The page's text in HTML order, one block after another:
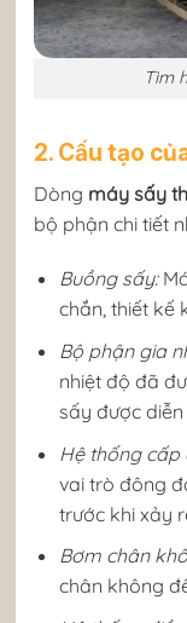
Tìm
2. Cấu tạo
Dòng máy sấy
bộ phận chi tiết
Buồng sấy:
chắn, thiết kế
Bộ phận gia
nhiệt độ đã
sấy được
Hệ thống cấp
vai trò đông
trước khi xảy
Bơm chân
chân không